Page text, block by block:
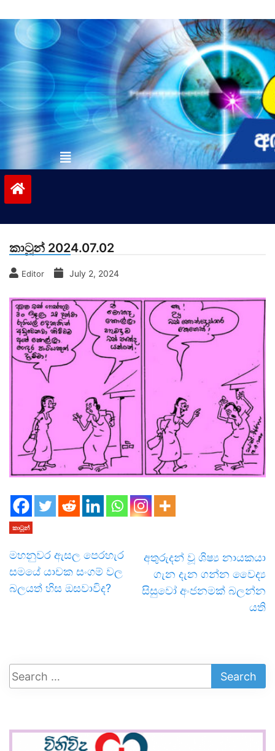
to
contentvinivida.lk
කාටූන් 2024.07.02
Editor July 2, 2024
කාටූන්
මහනුවර ඇසල පෙරහැර
සමයේ යාචක සංගම් වල
බලයත් හිස ඔසවාවිද?
අතුරුදන් වූ ශිෂ්‍ය නායකයා
ගැන දැන ගන්න වෛද්‍ය
සිසුවෝ අංජනමක් බලන්න
යති